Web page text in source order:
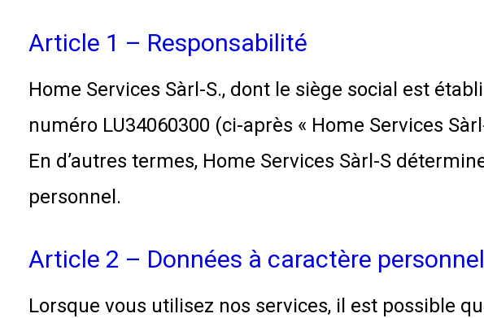
Article 1 – Responsabilité
Home Services Sàrl-S., dont le siège social est
numéro LU34060300 (ci-après « Home Services
En d’autres termes, Home Services Sàrl-S
personnel.
Article 2 – Données à caractère personnel
Lorsque vous utilisez nos services, il est possible